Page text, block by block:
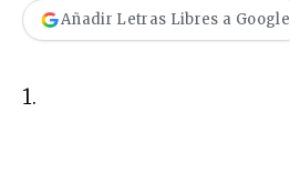
Añadir Letras Libres a Google
1.